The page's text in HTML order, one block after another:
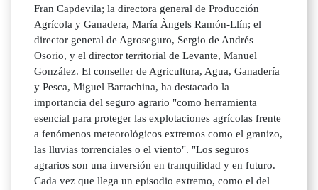
Fran Capdevila; la directora general de Producción
Agrícola y Ganadera, María Àngels Ramón-Llín; el
director general de Agroseguro, Sergio de Andrés
Osorio, y el director territorial de Levante, Manuel
González. El conseller de Agricultura, Agua, Ganadería
y Pesca, Miguel Barrachina, ha destacado la
importancia del seguro agrario "como herramienta
esencial para proteger las explotaciones agrícolas frente
a fenómenos meteorológicos extremos como el granizo,
las lluvias torrenciales o el viento". "Los seguros
agrarios son una inversión en tranquilidad y en futuro.
Cada vez que llega un episodio extremo, como el del